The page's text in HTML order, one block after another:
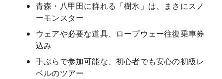
青森・八甲田に群れる「樹氷」は、まさにスノ
ーモンスター
ウェアや必要な道具、ロープウェー往復乗車券
込み
手ぶらで参加可能な、初心者でも安心の初級レ
ベルのツアー